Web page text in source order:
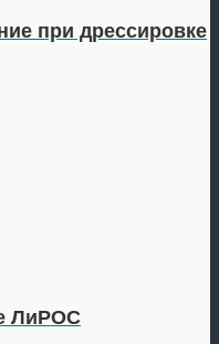
при дрессировке
ЛиРОС